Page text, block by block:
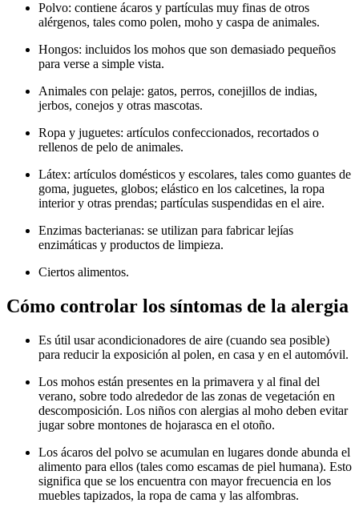
Polvo: contiene ácaros y partículas muy finas de otros
alérgenos, tales como polen, moho y caspa de animales.
Hongos: incluidos los mohos que son demasiado pequeños
para verse a simple vista.
Animales con pelaje: gatos, perros, conejillos de indias,
jerbos, conejos y otras mascotas.
Ropa y juguetes: artículos confeccionados, recortados o
rellenos de pelo de animales.
Látex: artículos domésticos y escolares, tales como guantes de
goma, juguetes, globos; elástico en los calcetines, la ropa
interior y otras prendas; partículas suspendidas en el aire.
Enzimas bacterianas: se utilizan para fabricar lejías
enzimáticas y productos de limpieza.
Ciertos alimentos.
Cómo controlar los síntomas de la alergia
Es útil usar acondicionadores de aire (cuando sea posible)
para reducir la exposición al polen, en casa y en el automóvil.
Los mohos están presentes en la primavera y al final del
verano, sobre todo alrededor de las zonas de vegetación en
descomposición. Los niños con alergias al moho deben evitar
jugar sobre montones de hojarasca en el otoño.
Los ácaros del polvo se acumulan en lugares donde abunda el
alimento para ellos (tales como escamas de piel humana). Esto
significa que se los encuentra con mayor frecuencia en los
muebles tapizados, la ropa de cama y las alfombras.